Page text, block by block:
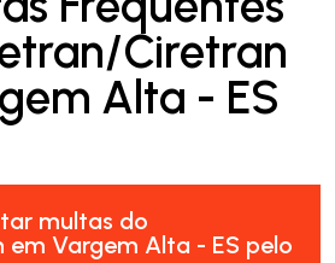
Ciretran
Alta - ES
multas do
Vargem Alta - ES pelo